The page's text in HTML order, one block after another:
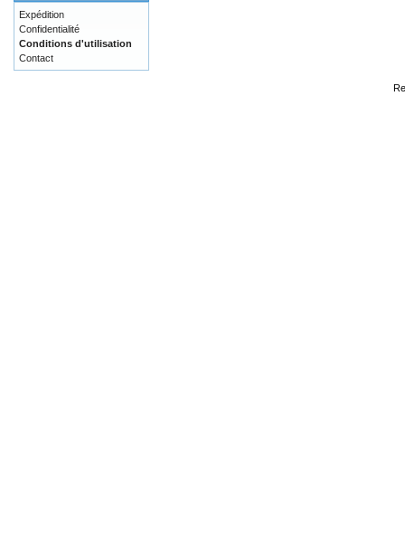
Expédition
Confidentialité
Conditions d'utilisation
Contact